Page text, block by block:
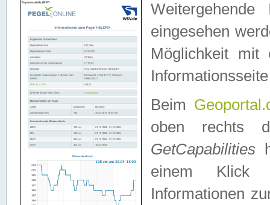
eingesehen
Möglichkeit mit
Beim
oben rechts
GetCapabilities
einem Klick
Informationen